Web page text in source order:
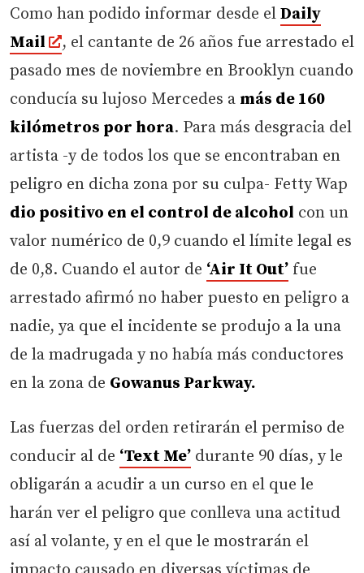
Como han podido informar desde el Daily
Mail
, el cantante de 26 años fue arrestado el
pasado mes de noviembre en Brooklyn cuando
conducía su lujoso Mercedes a más de 160
kilómetros por hora. Para más desgracia del
artista -y de todos los que se encontraban en
peligro en dicha zona por su culpa- Fetty Wap
dio positivo en el control de alcohol con un
valor numérico de 0,9 cuando el límite legal es
de 0,8. Cuando el autor de ‘Air It Out’ fue
arrestado afirmó no haber puesto en peligro a
nadie, ya que el incidente se produjo a la una
de la madrugada y no había más conductores
en la zona de Gowanus Parkway.
Las fuerzas del orden retirarán el permiso de
conducir al de ‘Text Me’ durante 90 días, y le
obligarán a acudir a un curso en el que le
harán ver el peligro que conlleva una actitud
así al volante, y en el que le mostrarán el